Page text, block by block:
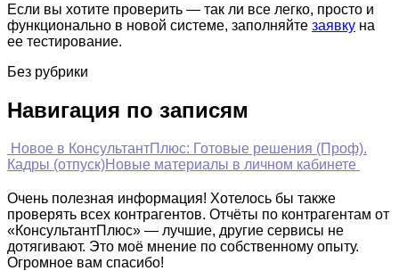
Если вы хотите проверить — так ли все легко, просто и
функционально в новой системе, заполняйте заявку на
ее тестирование.
Без рубрики
Навигация по записям
Новое в КонсультантПлюс: Готовые решения (Проф).
Кадры (отпуск)Новые материалы в личном кабинете
Очень полезная информация! Хотелось бы также
проверять всех контрагентов. Отчёты по контрагентам от
«КонсультантПлюс» — лучшие, другие сервисы не
дотягивают. Это моё мнение по собственному опыту.
Огромное вам спасибо!